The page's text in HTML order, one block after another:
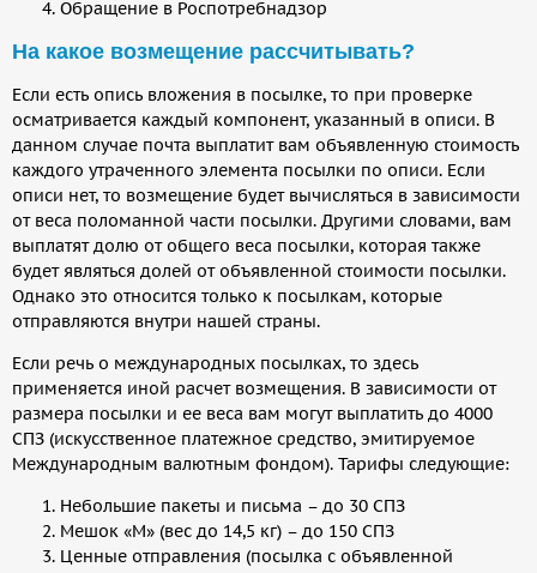
Обращение в Роспотребнадзор
На какое возмещение рассчитывать?
Если есть опись вложения в посылке, то при проверке
осматривается каждый компонент, указанный в описи. В
данном случае почта выплатит вам объявленную стоимость
каждого утраченного элемента посылки по описи. Если
описи нет, то возмещение будет вычисляться в зависимости
от веса поломанной части посылки. Другими словами, вам
выплатят долю от общего веса посылки, которая также
будет являться долей от объявленной стоимости посылки.
Однако это относится только к посылкам, которые
отправляются внутри нашей страны.
Если речь о международных посылках, то здесь
применяется иной расчет возмещения. В зависимости от
размера посылки и ее веса вам могут выплатить до 4000
СПЗ (искусственное платежное средство, эмитируемое
Международным валютным фондом). Тарифы следующие:
Небольшие пакеты и письма – до 30 СПЗ
Мешок «М» (вес до 14,5 кг) – до 150 СПЗ
Ценные отправления (посылка с объявленной